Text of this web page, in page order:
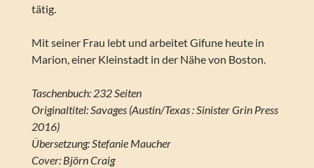
tätig.
Mit seiner Frau lebt und arbeitet Gifune heute in
Marion, einer Kleinstadt in der Nähe von Boston.
Taschenbuch: 232 Seiten
Originaltitel: Savages (Austin/Texas : Sinister Grin Press
2016)
Übersetzung: Stefanie Maucher
Cover: Björn Craig